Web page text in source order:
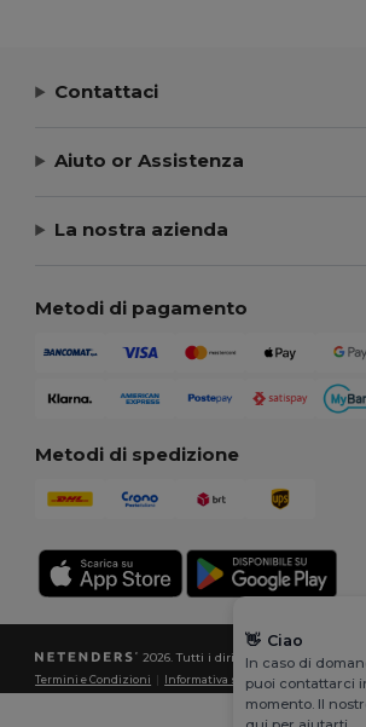
Contattaci
Aiuto or Assistenza
La nostra azienda
Metodi di pagamento
Metodi di spedizione
2026. Tutti i diritti riservati
Termini e Condizioni Informativa sulla privacy|Politica
👋 Ciao
In caso di
puoi contattarci
momento. Il